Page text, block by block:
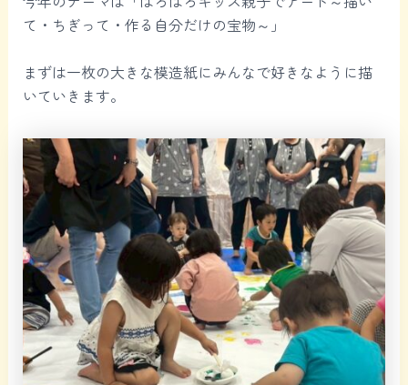
て・ちぎって・作る自分だけの宝物～」
まずは一枚の大きな模造紙にみんなで好きなように描
いていきます。